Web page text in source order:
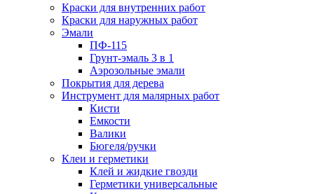
Краски для внутренних работ
Краски для наружных работ
Эмали
ПФ-115
Грунт-эмаль 3 в 1
Аэрозольные эмали
Покрытия для дерева
Инструмент для малярных работ
Кисти
Емкости
Валики
Бюгеля/ручки
Клеи и герметики
Клей и жидкие гвозди
Герметики универсальные